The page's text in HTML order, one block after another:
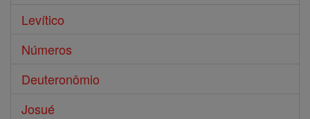
Levítico
Números
Deuteronômio
Josué